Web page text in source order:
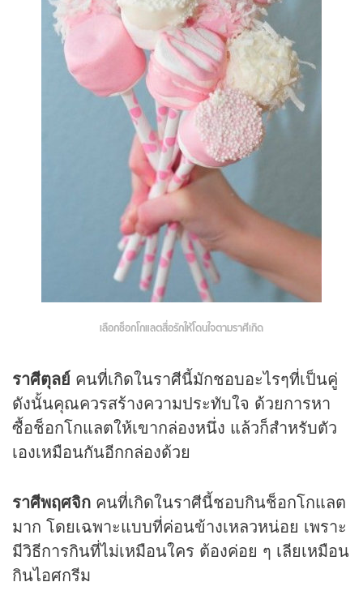
เลือกช็อกโกแลตสื่อรักให้้โดนใจตามราศีเกิด
ราศีตุลย์ คนที่เกิดในราศีนี้มักชอบอะไรๆที่เป็นคู่
ดังนั้นคุณควรสร้างความประทับใจ ด้วยการหา
ซื้อช็อกโกแลตให้เขากล่องหนึ่ง แล้วก็สำหรับตัว
เองเหมือนกันอีกกล่องด้วย
ราศีพฤศจิก คนที่เกิดในราศีนี้ชอบกินช็อกโกแลต
มาก โดยเฉพาะแบบที่ค่อนข้างเหลวหน่อย เพราะ
มีวิธีการกินที่ไม่เหมือนใคร ต้องค่อย ๆ เลียเหมือน
กินไอศกรีม